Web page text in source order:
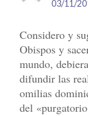
03/11/
Considero y
Obispos y
mundo,
difundir las
omilias
del